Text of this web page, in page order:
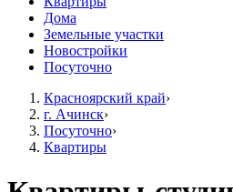
Дома
Земельные участки
Новостройки
Посуточно
Красноярский край›
г. Ачинск›
Посуточно›
Квартиры